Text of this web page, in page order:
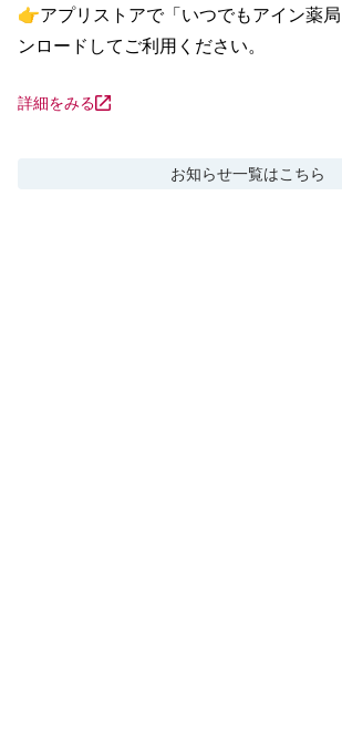
👉アプリストアで「いつでもアイン薬
ンロードしてご利用ください。
詳細をみる
お知らせ一覧はこちら